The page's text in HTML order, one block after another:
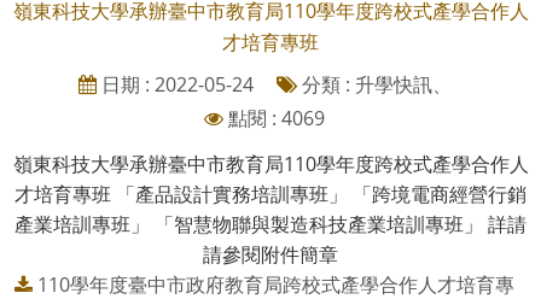
嶺東科技大學承辦臺中市教育局110學年度跨校式產學合作人
才培育專班
日期 : 2022-05-24
分類 : 升學快訊、
點閱 : 4069
嶺東科技大學承辦臺中市教育局110學年度跨校式產學合作人
才培育專班 「產品設計實務培訓專班」 「跨境電商經營行銷
產業培訓專班」 「智慧物聯與製造科技產業培訓專班」 詳請
請參閱附件簡章
110學年度臺中市政府教育局跨校式產學合作人才培育專